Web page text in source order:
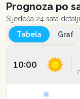
Prognoza po
Sljedeća 24 sata
Tabela
Graf
10:00